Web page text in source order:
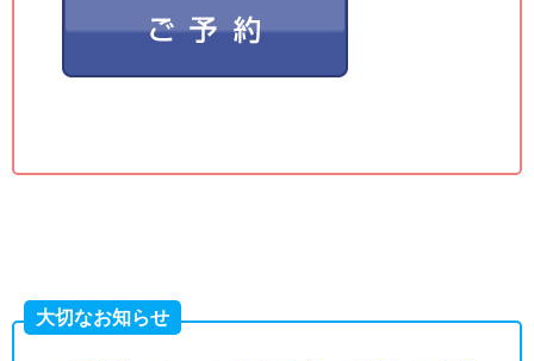
大切なお知らせ